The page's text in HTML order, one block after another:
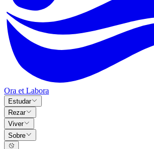
Ora et Labora
Estudar
Rezar
Viver
Sobre